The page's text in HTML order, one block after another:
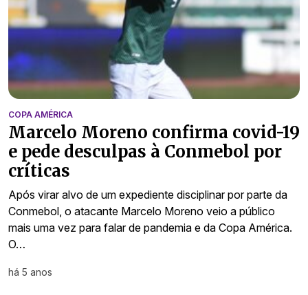
COPA AMÉRICA
Marcelo Moreno confirma covid-19
e pede desculpas à Conmebol por
críticas
Após virar alvo de um expediente disciplinar por parte da
Conmebol, o atacante Marcelo Moreno veio a público
mais uma vez para falar de pandemia e da Copa América.
O…
há 5 anos